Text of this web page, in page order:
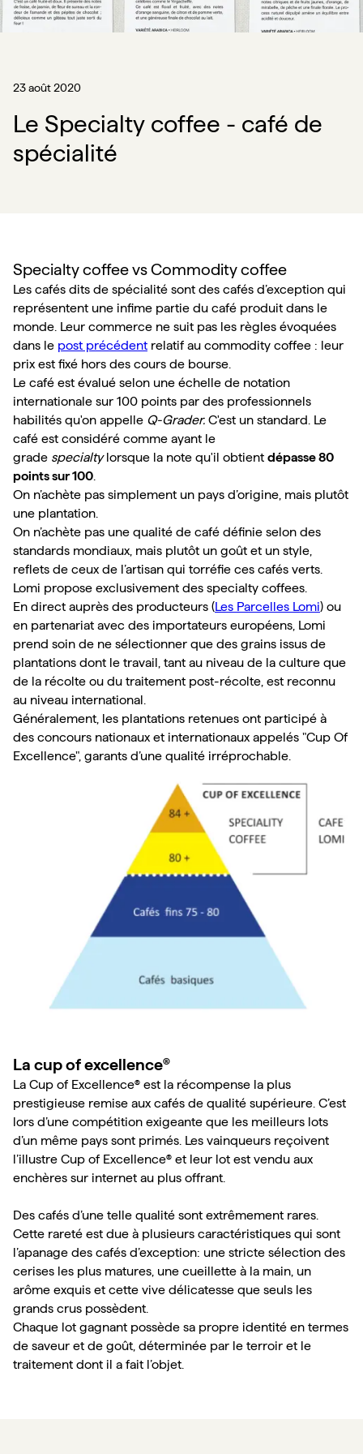
23 août 2020
Le Specialty coffee - café de
spécialité
Specialty coffee vs Commodity coffee
Les cafés dits de spécialité sont des cafés d’exception qui
représentent une infime partie du café produit dans le
monde. Leur commerce ne suit pas les règles évoquées
dans le post précédent relatif au commodity coffee : leur
prix est fixé hors des cours de bourse.
Le café est évalué selon une échelle de notation
internationale sur 100 points par des professionnels
habilités qu'on appelle Q-Grader. C'est un standard. Le
café est considéré comme ayant le
grade specialty lorsque la note qu'il obtient dépasse 80
points sur 100.
On n’achète pas simplement un pays d’origine, mais plutôt
une plantation.
On n’achète pas une qualité de café définie selon des
standards mondiaux, mais plutôt un goût et un style,
reflets de ceux de l’artisan qui torréfie ces cafés verts.
Lomi propose exclusivement des specialty coffees.
En direct auprès des producteurs (Les Parcelles Lomi) ou
en partenariat avec des importateurs européens, Lomi
prend soin de ne sélectionner que des grains issus de
plantations dont le travail, tant au niveau de la culture que
de la récolte ou du traitement post-récolte, est reconnu
au niveau international.
Généralement, les plantations retenues ont participé à
des concours nationaux et internationaux appelés "Cup Of
Excellence", garants d’une qualité irréprochable.
La cup of excellence®
La Cup of Excellence® est la récompense la plus
prestigieuse remise aux cafés de qualité supérieure. C’est
lors d’une compétition exigeante que les meilleurs lots
d’un même pays sont primés. Les vainqueurs reçoivent
l’illustre Cup of Excellence® et leur lot est vendu aux
enchères sur internet au plus offrant.
Des cafés d’une telle qualité sont extrêmement rares.
Cette rareté est due à plusieurs caractéristiques qui sont
l’apanage des cafés d’exception: une stricte sélection des
cerises les plus matures, une cueillette à la main, un
arôme exquis et cette vive délicatesse que seuls les
grands crus possèdent.
Chaque lot gagnant possède sa propre identité en termes
de saveur et de goût, déterminée par le terroir et le
traitement dont il a fait l’objet.